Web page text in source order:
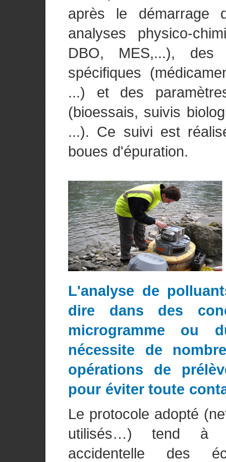
après le démarrage
analyses physico-
DBO, MES,...), des
spécifiques
...) et des
(bioessais, suivis
...). Ce suivi est
boues d'épuration.
L'analyse de
dire dans des
microgramme ou
nécessite de
opérations de
pour éviter toute
Le protocole adopté
utilisés…) tend à
accidentelle des